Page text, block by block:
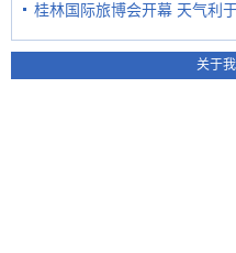
桂林国际旅博会开幕 天气利
关于我